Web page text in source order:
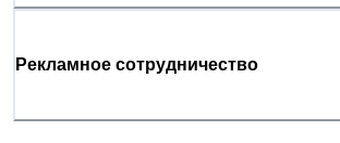
Рекламное сотрудничество